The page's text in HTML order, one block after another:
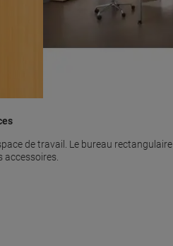
de travail. Le bureau